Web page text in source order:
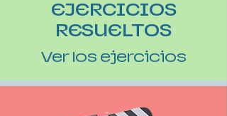
EJERCICIOS
RESUELTOS
Ver los ejercicios